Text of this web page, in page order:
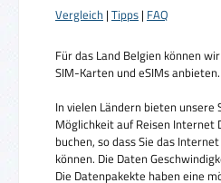
Vergleich | Tipps | FAQ
Für das Land Belgien können
SIM-Karten und eSIMs anbieten.
In vielen Ländern bieten unsere
Möglichkeit auf Reisen Internet
buchen, so dass Sie das
können. Die Daten
Die Datenpakekte haben eine